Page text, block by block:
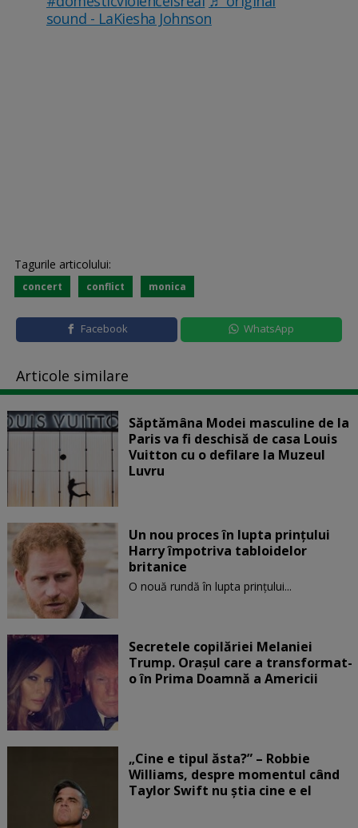
sound - LaKiesha Johnson
Tagurile articolului:
concert conflict monica
Facebook WhatsApp
Articole similare
Săptămâna Modei masculine de la
Paris va fi deschisă de casa Louis
Vuitton cu o defilare la Muzeul
Luvru
Un nou proces în lupta prinţului
Harry împotriva tabloidelor
britanice
O nouă rundă în lupta prinţului...
Secretele copilăriei Melaniei
Trump. Orașul care a transformat-
o în Prima Doamnă a Americii
„Cine e tipul ăsta?” – Robbie
Williams, despre momentul când
Taylor Swift nu știa cine e el